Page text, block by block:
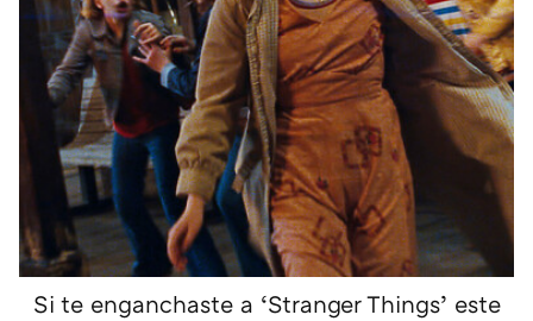
Si te enganchaste a ‘Stranger Things’ este